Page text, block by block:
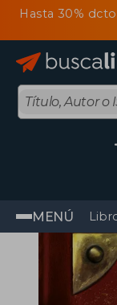
Hasta 30%
MENÚ